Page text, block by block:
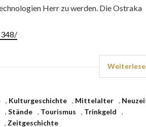
Herr zu werden. Die Ostraka
, Kulturgeschichte , Mittelalter ,
, Stände , Tourismus , Trinkgeld
,
, Zeitgeschichte